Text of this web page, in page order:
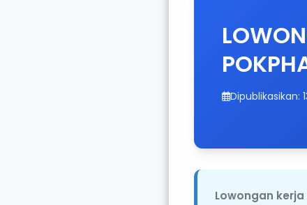
Dipublikasikan:
Lowongan